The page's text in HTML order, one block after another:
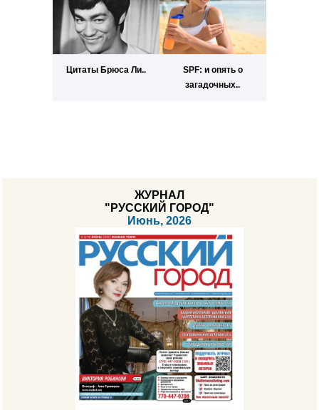
Цитаты Брюса Ли..
SPF: и опять о
загадочных..
ЖУРНАЛ
"РУССКИЙ ГОРОД"
Июнь, 2026